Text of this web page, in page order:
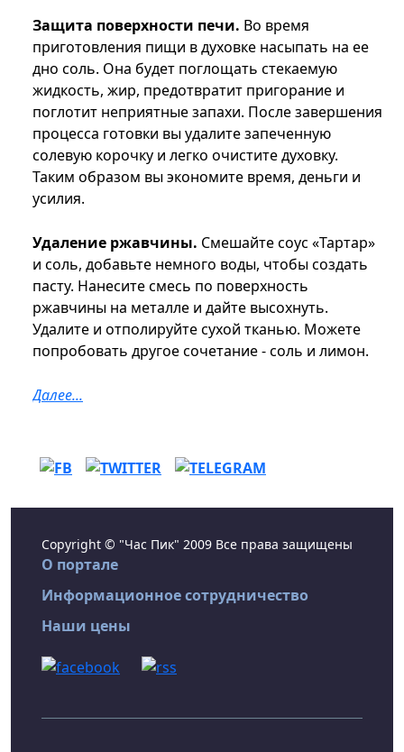
Защита поверхности печи. Во время
приготовления пищи в духовке насыпать на ее
дно соль. Она будет поглощать стекаемую
жидкость, жир, предотвратит пригорание и
поглотит неприятные запахи. После завершения
процесса готовки вы удалите запеченную
солевую корочку и легко очистите духовку.
Таким образом вы экономите время, деньги и
усилия.
Удаление ржавчины. Смешайте соус «Тартар»
и соль, добавьте немного воды, чтобы создать
пасту. Нанесите смесь по поверхность
ржавчины на металле и дайте высохнуть.
Удалите и отполируйте сухой тканью. Можете
попробовать другое сочетание - соль и лимон.
Далее...
Copyright © "Час Пик" 2009 Все права защищены
О портале
Информационное сотрудничество
Наши цены